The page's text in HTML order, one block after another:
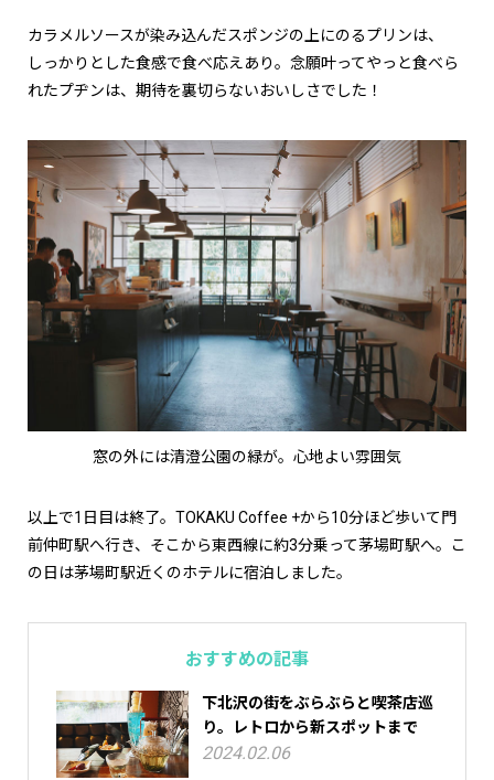
カラメルソースが染み込んだスポンジの上にのるプリンは、
しっかりとした食感で食べ応えあり。念願叶ってやっと食べら
れたプヂンは、期待を裏切らないおいしさでした！
窓の外には清澄公園の緑が。心地よい雰囲気
以上で1日目は終了。TOKAKU Coffee +から10分ほど歩いて門
前仲町駅へ行き、そこから東西線に約3分乗って茅場町駅へ。こ
の日は茅場町駅近くのホテルに宿泊しました。
おすすめの記事
下北沢の街をぶらぶらと喫茶店巡
り。レトロから新スポットまで
2024.02.06